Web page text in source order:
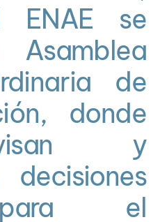
ENAE se
de
donde
y
decisiones
el